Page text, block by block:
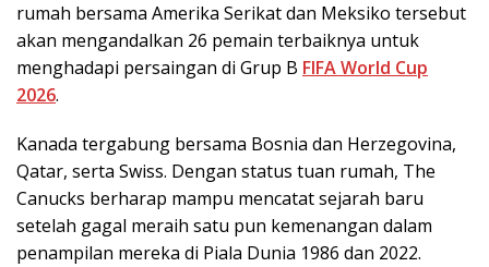
rumah bersama Amerika Serikat dan Meksiko tersebut
akan mengandalkan 26 pemain terbaiknya untuk
menghadapi persaingan di Grup B FIFA World Cup
2026.
Kanada tergabung bersama Bosnia dan Herzegovina,
Qatar, serta Swiss. Dengan status tuan rumah, The
Canucks berharap mampu mencatat sejarah baru
setelah gagal meraih satu pun kemenangan dalam
penampilan mereka di Piala Dunia 1986 dan 2022.